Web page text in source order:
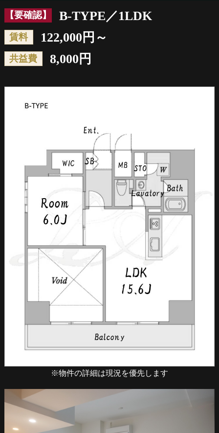
【要確認】 B-TYPE／1LDK
賃料 122,000円～
共益費 8,000円
※物件の詳細は現況を優先します